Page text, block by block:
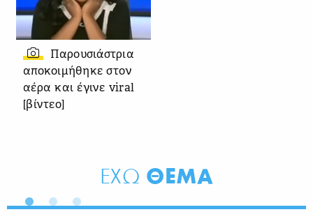
Παρουσιάστρια
αποκοιμήθηκε στον
αέρα και έγινε viral
[βίντεο]
ΕΧΩ ΘΕΜΑ